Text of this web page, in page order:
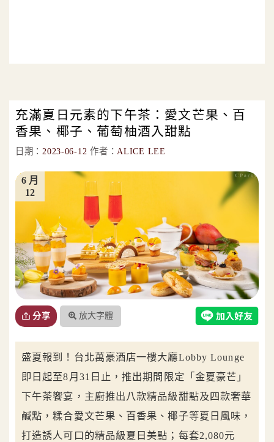
充滿夏日元素的下午茶：愛文芒果、百
香果、椰子、葡萄柚酒入甜點
日期： 2023-06-12 作者： ALICE LEE
12
6 月
分享 放大字體
盛夏報到！台北萬豪酒店一樓大廳Lobby Lounge
即日起至8月31日止，推出期間限定「金夏豪芒」
下午茶饗宴，主廚推出八款精品級甜點及四款奢華
鹹點，糅合愛文芒果、百香果、椰子等夏日風味，
打造誘人可口的精品級夏日美點；每套2,080元